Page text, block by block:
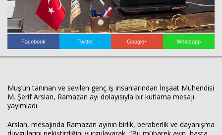
Facebook Twitter Google+ Whatsapp
Muş’un tanınan ve sevilen genç iş insanlarından İnşaat Mühendisi
M. Şerif Arslan, Ramazan ayı dolayısıyla bir kutlama mesajı
yayımladı.
Arslan, mesajında Ramazan ayının birlik, beraberlik ve dayanışma
KÜNYE